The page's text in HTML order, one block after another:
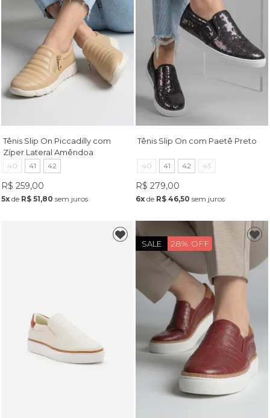
Tênis Slip On Piccadilly com
Zíper Lateral Amêndoa
40 41 42
R$ 259,00
5xde R$ 51,80 sem juros
Tênis Slip On com Paetê Preto
40 41 42 43
R$ 279,00
6x de R$ 46,50 sem juros
SALE 28% OFF